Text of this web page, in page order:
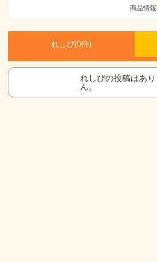
商品情
れしぴ(0件)
れしぴの投稿はあ
ん。